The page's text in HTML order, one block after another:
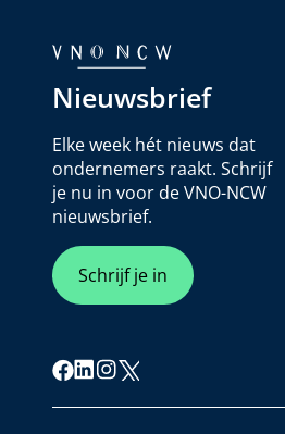
Nieuwsbrief
Elke week hét nieuws dat
ondernemers raakt. Schrijf
je nu in voor de VNO-NCW
nieuwsbrief.
Schrijf je in